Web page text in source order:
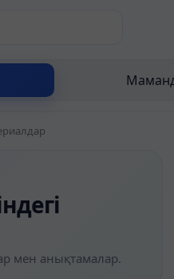
мен анықтамалар.